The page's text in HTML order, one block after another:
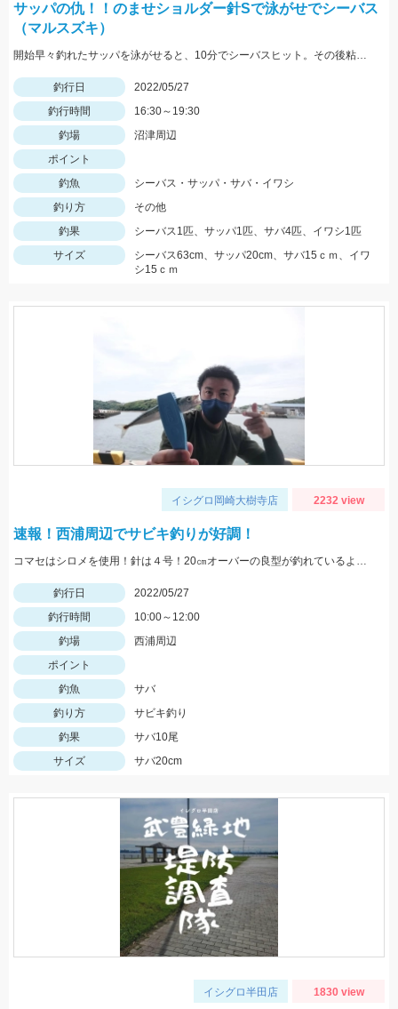
サッパの仇！！のませショルダー針Sで泳がせでシーバス
（マルスズキ）
開始早々釣れたサッパを泳がせると、10分でシーバスヒット。その後粘るも肝心のアオリイカが釣れない。
釣行日
2022/05/27
釣行時間
16:30～19:30
釣場
沼津周辺
ポイント
釣魚
シーバス・サッパ・サバ・イワシ
釣り方
その他
釣果
シーバス1匹、サッパ1匹、サバ4匹、イワシ1匹
サイズ
シーバス63cm、サッパ20cm、サバ15ｃｍ、イワ
シ15ｃｍ
イシグロ岡崎大樹寺店 2232 view
速報！西浦周辺でサビキ釣りが好調！
コマセはシロメを使用！針は４号！20㎝オーバーの良型が釣れているようです！
釣行日
2022/05/27
釣行時間
10:00～12:00
釣場
西浦周辺
ポイント
釣魚
サバ
釣り方
サビキ釣り
釣果
サバ10尾
サイズ
サバ20cm
イシグロ半田店 1830 view